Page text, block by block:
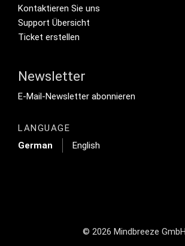
Footer Secondary Menu
Kontaktieren Sie uns
Support Übersicht
Ticket erstellen
Newsletter
Footer Tertiary
E-Mail-Newsletter abonnieren
LANGUAGE
German
English
© 2026 Mindbreeze GmbH